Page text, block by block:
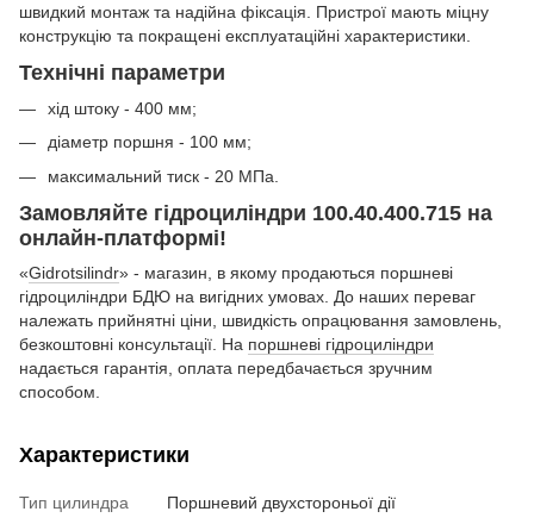
швидкий монтаж та надійна фіксація. Пристрої мають міцну
конструкцію та покращені експлуатаційні характеристики.
Технічні параметри
хід штоку - 400 мм;
діаметр поршня - 100 мм;
максимальний тиск - 20 МПа.
Замовляйте гідроциліндри 100.40.400.715 на
онлайн-платформі!
«Gidrotsilindr» - магазин, в якому продаються поршневі
гідроциліндри БДЮ на вигідних умовах. До наших переваг
належать прийнятні ціни, швидкість опрацювання замовлень,
безкоштовні консультації. На поршневі гідроциліндри
надається гарантія, оплата передбачається зручним
способом.
Характеристики
Тип цилиндра
Поршневий двухстороньої дії